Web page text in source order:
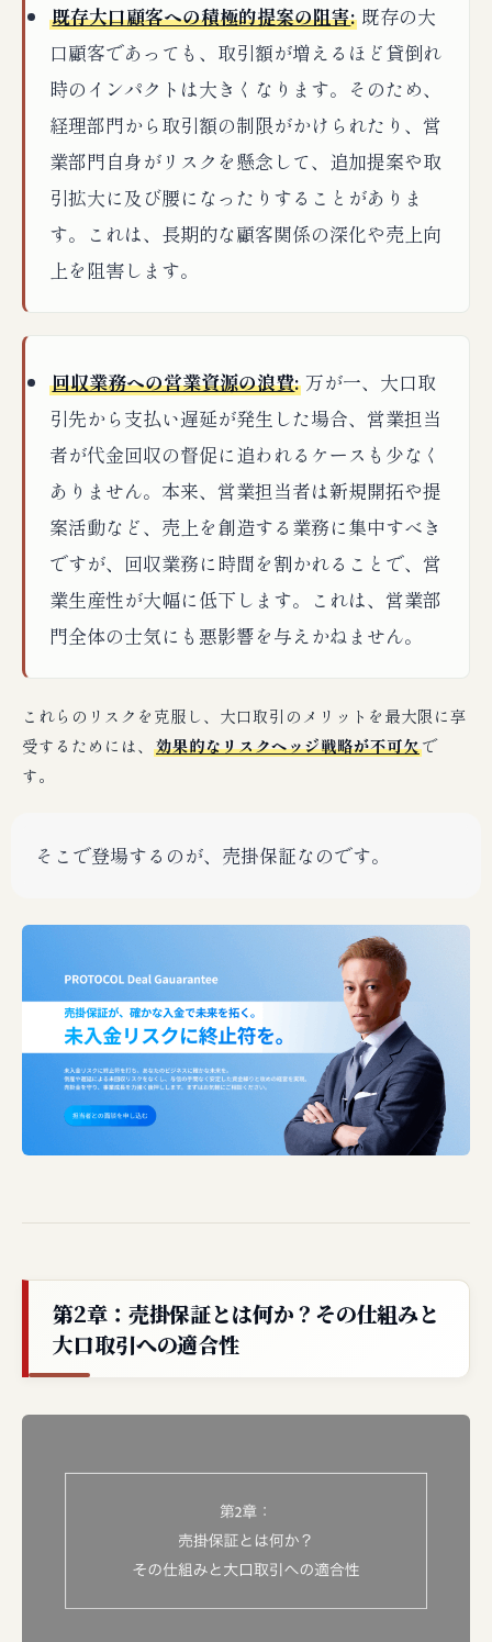
既存大口顧客への積極的提案の阻害: 既存の大
口顧客であっても、取引額が増えるほど貸倒れ
時のインパクトは大きくなります。そのため、
経理部門から取引額の制限がかけられたり、営
業部門自身がリスクを懸念して、追加提案や取
引拡大に及び腰になったりすることがありま
す。これは、長期的な顧客関係の深化や売上向
上を阻害します。
回収業務への営業資源の浪費: 万が一、大口取
引先から支払い遅延が発生した場合、営業担当
者が代金回収の督促に追われるケースも少なく
ありません。本来、営業担当者は新規開拓や提
案活動など、売上を創造する業務に集中すべき
ですが、回収業務に時間を割かれることで、営
業生産性が大幅に低下します。これは、営業部
門全体の士気にも悪影響を与えかねません。
これらのリスクを克服し、大口取引のメリットを最大限に享
受するためには、 効果的なリスクヘッジ戦略が不可欠で
す。
そこで登場するのが、売掛保証なのです。
第2章：売掛保証とは何か？その仕組みと
大口取引への適合性